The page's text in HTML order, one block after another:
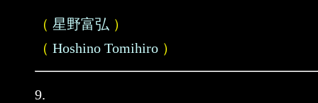
（ 星野富弘 ）
（ Hoshino Tomihiro ）
9.